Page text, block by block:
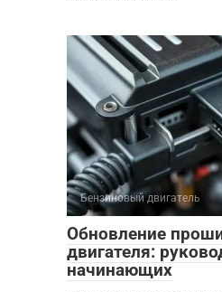
Бензиновый двигатель
Обновление
двигателя:
начинающих